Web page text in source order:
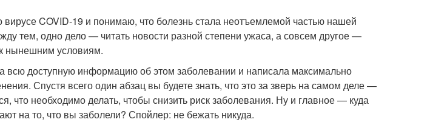
COVID-19 и понимаю, что болезнь стала неотъемлемой частью нашей
тем, одно дело — читать новости разной степени ужаса, а совсем другое —
нынешним условиям.
всю доступную информацию об этом заболевании и написала максимально
Спустя всего один абзац вы будете знать, что это за зверь на самом деле —
что необходимо делать, чтобы снизить риск заболевания. Ну и главное — куда
на то, что вы заболели? Спойлер: не бежать никуда.